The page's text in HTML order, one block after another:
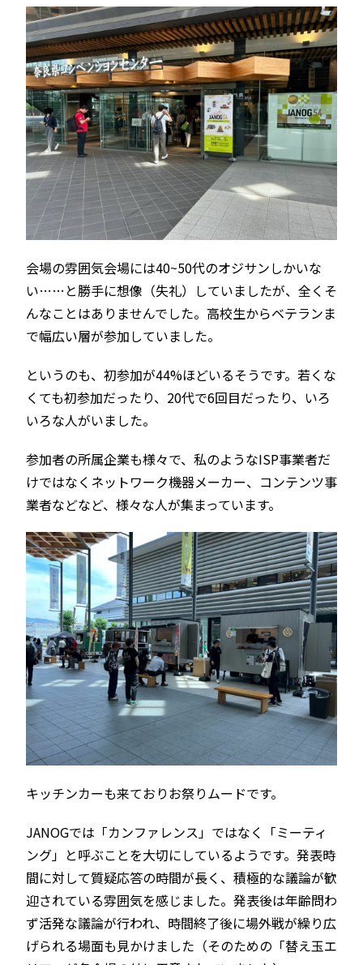
会場の雰囲気会場には40~50代のオジサンしかいな
い……と勝手に想像（失礼）していましたが、全くそ
んなことはありませんでした。高校生からベテランま
で幅広い層が参加していました。
というのも、初参加が44%ほどいるそうです。若くな
くても初参加だったり、20代で6回目だったり、いろ
いろな人がいました。
参加者の所属企業も様々で、私のようなISP事業者だ
けではなくネットワーク機器メーカー、コンテンツ事
業者などなど、様々な人が集まっています。
キッチンカーも来ておりお祭りムードです。
JANOGでは「カンファレンス」ではなく「ミーティ
ング」と呼ぶことを大切にしているようです。発表時
間に対して質疑応答の時間が長く、積極的な議論が歓
迎されている雰囲気を感じました。発表後は年齢問わ
ず活発な議論が行われ、時間終了後に場外戦が繰り広
げられる場面も見かけました（そのための「替え玉エ